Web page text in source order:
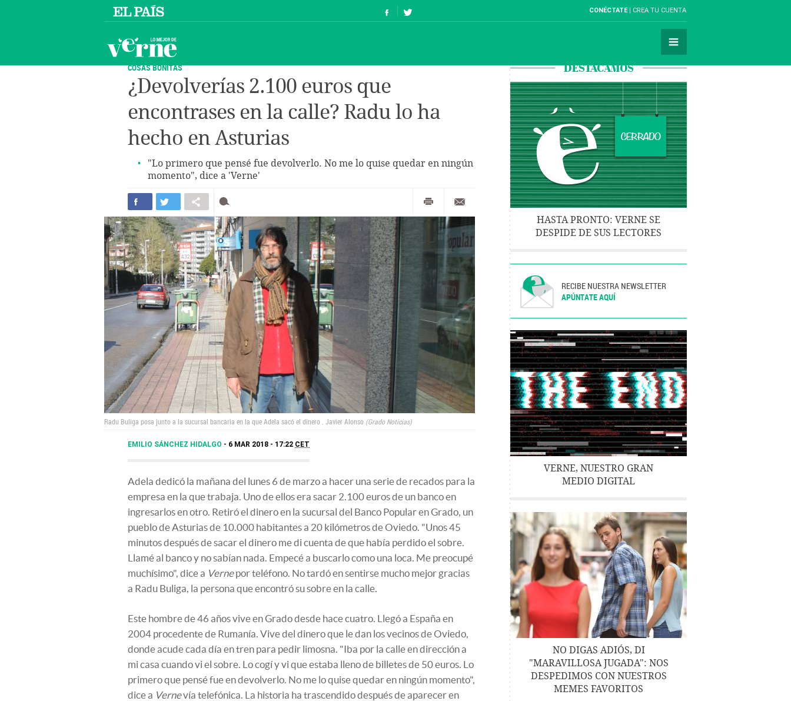
CONÉCTATE CREA TU CUENTA
COSAS BONITAS
¿Devolverías 2.100 euros que
encontrases en la calle? Radu lo ha
hecho en Asturias
"Lo primero que pensé fue devolverlo. No me lo quise quedar en ningún
momento", dice a 'Verne'
Radu Buliga posa junto a la sucursal bancaria en la que Adela sacó el dinero . Javier Alonso Grado Noticias
EMILIO SÁNCHEZ HIDALGO 6 MAR 2018 - 17:22 CET
Adela dedicó la mañana del lunes 6 de marzo a hacer una serie de recados para la
empresa en la que trabaja. Uno de ellos era sacar 2.100 euros de un banco en
ingresarlos en otro. Retiró el dinero en la sucursal del Banco Popular en Grado, un
pueblo de Asturias de 10.000 habitantes a 20 kilómetros de Oviedo. "Unos 45
minutos después de sacar el dinero me di cuenta de que había perdido el sobre.
Llamé al banco y no sabían nada. Empecé a buscarlo como una loca. Me preocupé
muchísimo", dice a Vernepor teléfono. No tardó en sentirse mucho mejor gracias
a Radu Buliga, la persona que encontró su sobre en la calle.
Este hombre de 46 años vive en Grado desde hace cuatro. Llegó a España en
2004 procedente de Rumanía. Vive del dinero que le dan los vecinos de Oviedo,
donde acude cada día en tren para pedir limosna. "Iba por la calle en dirección a
mi casa cuando vi el sobre. Lo cogí y vi que estaba lleno de billetes de 50 euros. Lo
primero que pensé fue en devolverlo. No me lo quise quedar en ningún momento",
dice a Vernevía telefónica. La historia ha trascendido después de aparecer en
DESTACAMOS
HASTA PRONTO: VERNE SE
DESPIDE DE SUS LECTORES
RECIBE NUESTRA NEWSLETTER
APÚNTATE AQUÍ
VERNE, NUESTRO GRAN
MEDIO DIGITAL
NO DIGAS ADIÓS, DI
"MARAVILLOSA JUGADA": NOS
DESPEDIMOS CON NUESTROS
MEMES FAVORITOS